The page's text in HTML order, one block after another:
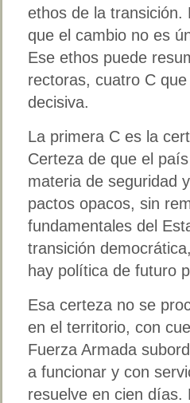
ethos de la transición.
que el cambio no es
Ese ethos puede
rectoras, cuatro C
decisiva.
La primera C es la
Certeza de que el
materia de seguridad
pactos opacos, sin
fundamentales del
transición
hay política de futuro
Esa certeza no se
en el territorio, con
Fuerza Armada
a funcionar y con
resuelve en cien días.